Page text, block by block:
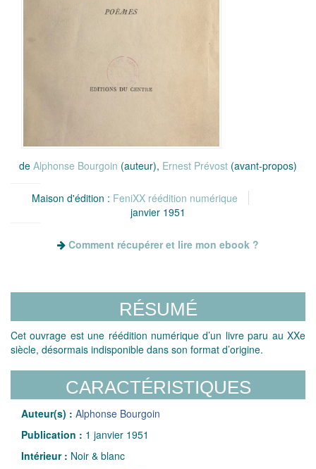
de Alphonse Bourgoin (auteur), Ernest Prévost (avant-propos)
Maison d'édition : FeniXX réédition numérique
janvier 1951
Comment récupérer et lire mon ebook ?
RÉSUMÉ
Cet ouvrage est une réédition numérique d’un livre paru au XXe
siècle, désormais indisponible dans son format d’origine.
CARACTÉRISTIQUES
Auteur(s) : Alphonse Bourgoin
Publication : 1 janvier 1951
Intérieur : Noir & blanc